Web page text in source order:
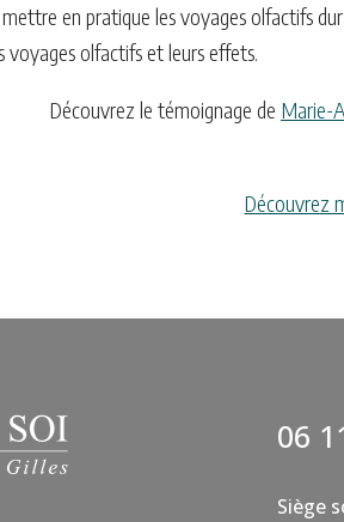
en pratique les voyages olfactifs
voyages olfactifs et leurs effets.
Découvrez le témoignage de Marie-
Découvrez
06
Siège